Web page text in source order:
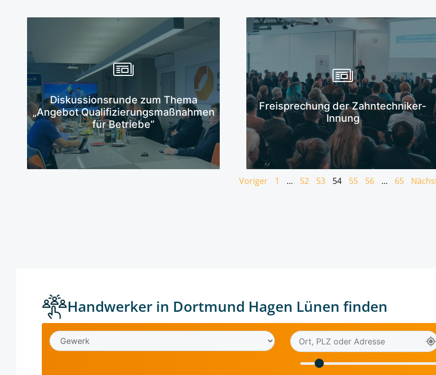
Diskussionsrunde zum Thema
„Angebot Qualifizierungsmaßnahmen
für Betriebe“
Mehr erfahren
Freisprechung der Zahntechniker-
Innung
Mehr erfahren
Voriger 1 … 52 53 54 55 56 … 65
Handwerker in Dortmund Hagen Lünen finden